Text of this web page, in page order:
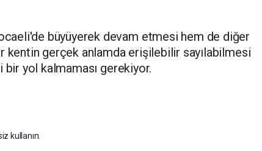
büyüyerek devam etmesi hem de diğer
kentin gerçek anlamda erişilebilir sayılabilmesi
yol kalmaması gerekiyor.
kullanın.